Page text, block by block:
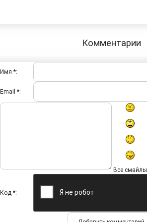
Комментарии
Имя *:
Email *:
Все смайлы
Код *: